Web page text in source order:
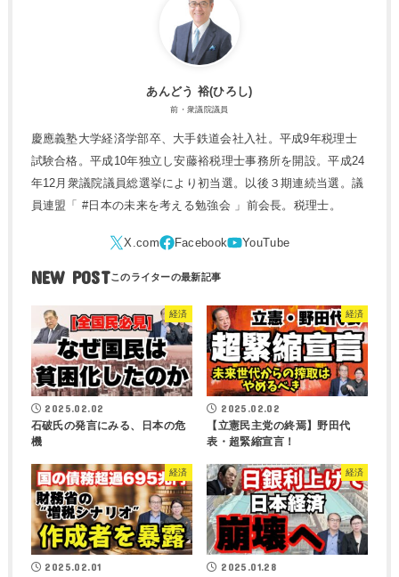
あんどう 裕(ひろし)
前・衆議院議員
慶應義塾大学経済学部卒、大手鉄道会社入社。平成9年税理士
試験合格。平成10年独立し安藤裕税理士事務所を開設。平成24
年12月衆議院議員総選挙により初当選。以後３期連続当選。議
員連盟「 #日本の未来を考える勉強会 」前会長。税理士。
NEW POST
経済
2025.02.02
石破氏の発言にみる、日本の危
機
経済
2025.02.02
【立憲民主党の終焉】野田代
表・超緊縮宣言！
経済
2025.02.01
経済
2025.01.28